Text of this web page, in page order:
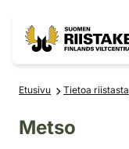
Etusivu Tietoa riistasta
Metso